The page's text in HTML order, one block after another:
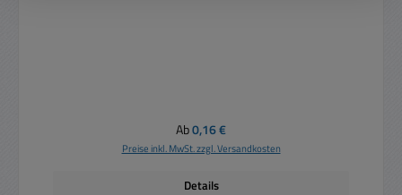
Regulärer Preis:
Ab0,16 €
Preise inkl. MwSt. zzgl. Versandkosten
Details